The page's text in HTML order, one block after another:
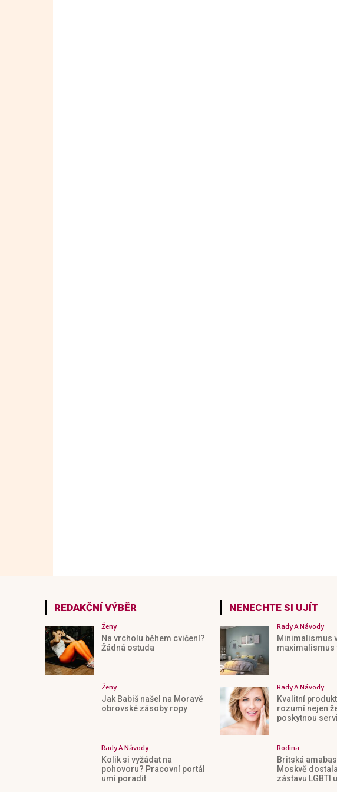
REDAKČNÍ VÝBĚR
Ženy
Na vrcholu během cvičení?
Žádná ostuda
Ženy
Jak Babiš našel na Moravě
obrovské zásoby ropy
Rady A Návody
Kolik si vyžádat na
pohovoru? Pracovní portál
umí poradit
NENECHTE SI UJÍT
Rady A Návody
Minimalismus
maximalismus
Rady A Návody
Kvalitní
rozumí nejen
poskytnou
Rodina
Britská
Moskvě
zástavu LGBTI